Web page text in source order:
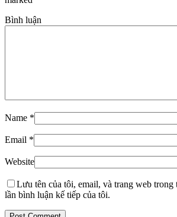
Bình luận
Name *
Email *
Website
Lưu tên của tôi, email, và trang web trong
lần bình luận kế tiếp của tôi.